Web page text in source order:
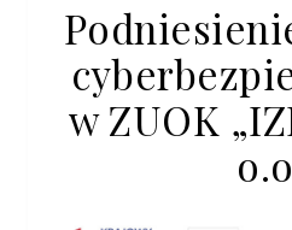
w ZUOK